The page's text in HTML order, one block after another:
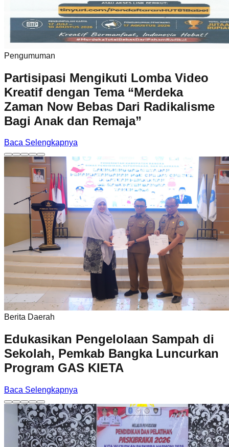
Pengumuman
Partisipasi Mengikuti Lomba Video
Kreatif dengan Tema “Merdeka
Zaman Now Bebas Dari Radikalisme
Bagi Anak dan Remaja”
Baca Selengkapnya
Berita Daerah
Edukasikan Pengelolaan Sampah di
Sekolah, Pemkab Bangka Luncurkan
Program GAS KIETA
Baca Selengkapnya